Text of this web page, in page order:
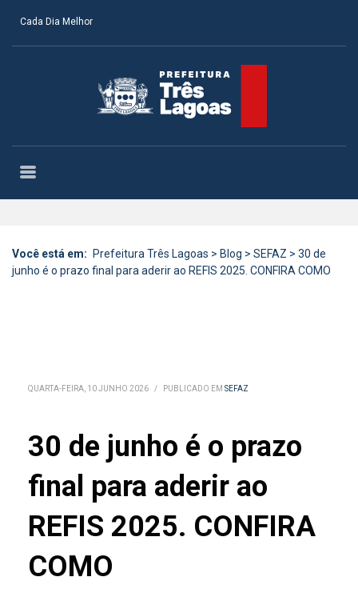
Cada Dia Melhor
Você está em: Prefeitura Três Lagoas > Blog > SEFAZ > 30 de
junho é o prazo final para aderir ao REFIS 2025. CONFIRA COMO
QUARTA-FEIRA, 10 JUNHO 2026 / PUBLICADO EM SEFAZ
30 de junho é o prazo
final para aderir ao
REFIS 2025. CONFIRA
COMO